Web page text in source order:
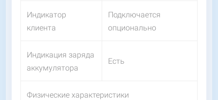
Индикатор
клиента
Подключается
опционально
Индикация заряда
аккумулятора
Есть
Физические характеристики